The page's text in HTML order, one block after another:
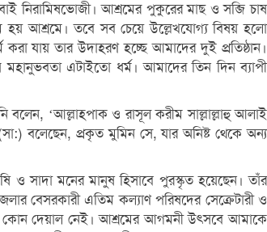
নিরামিষভোজী। আশ্রমের পুকুরের মাছ ও সব্জি চাষ
হয় আশ্রমে। তবে সব চেয়ে উল্লেখযোগ্য বিষয় হলো
যায় তার উদাহরণ হচ্ছে আমাদের দুই প্রতিষ্ঠান।
এটাইতো ধর্ম। আমাদের তিন দিন ব্যাপী
বলেন, ‘আল্লাহপাক ও রাসূল করীম সাল্লাল্লাহু আলাই
বলেছেন, প্রকৃত মুমিন সে, যার অনিষ্ট থেকে অন্য
ও সাদা মনের মানুষ হিসাবে পুরস্কৃত হয়েছেন। তাঁর
বেসরকারী এতিম কল্যাণ পরিষদের সেক্রেটারী ও
কোন দেয়াল নেই। আশ্রমের আগমনী উৎসবে আমাকে